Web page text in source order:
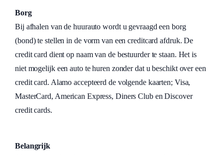
Borg
Bij afhalen van de huurauto wordt u gevraagd een borg
(bond) te stellen in de vorm van een creditcard afdruk. De
credit card dient op naam van de bestuurder te staan. Het is
niet mogelijk een auto te huren zonder dat u beschikt over een
credit card. Alamo accepteerd de volgende kaarten; Visa,
MasterCard, American Express, Diners Club en Discover
credit cards.
Belangrijk